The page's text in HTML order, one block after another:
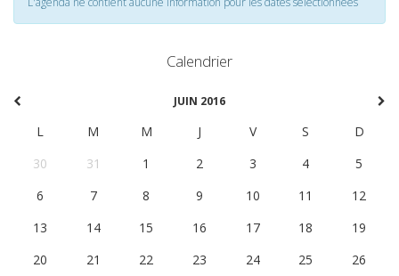
Calendrier
JUIN 2016
L M M J V S
D
30
31 1 2 3 4
5
6
7 8 9 10 11
12
13
14 15 16 17 18
19
20
21 22 23 24 25
26